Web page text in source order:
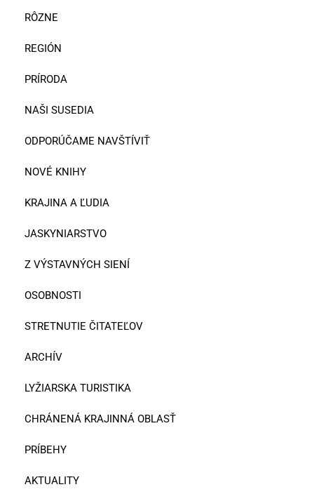
RÔZNE
REGIÓN
PRÍRODA
NAŠI SUSEDIA
ODPORÚČAME NAVŠTÍVIŤ
NOVÉ KNIHY
KRAJINA A ĽUDIA
JASKYNIARSTVO
Z VÝSTAVNÝCH SIENÍ
OSOBNOSTI
STRETNUTIE ČITATEĽOV
ARCHÍV
LYŽIARSKA TURISTIKA
CHRÁNENÁ KRAJINNÁ OBLASŤ
PRÍBEHY
AKTUALITY